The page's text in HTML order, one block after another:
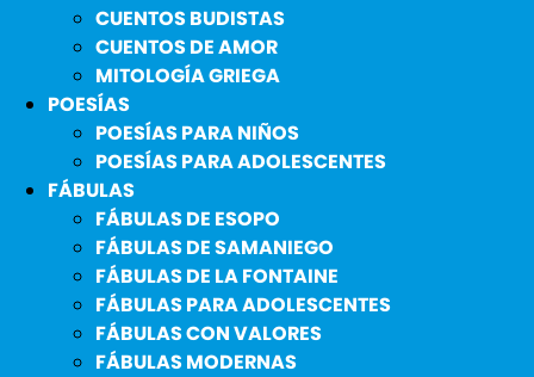
CUENTOS BUDISTAS
CUENTOS DE AMOR
MITOLOGÍA GRIEGA
POESÍAS
POESÍAS PARA NIÑOS
POESÍAS PARA ADOLESCENTES
FÁBULAS
FÁBULAS DE ESOPO
FÁBULAS DE SAMANIEGO
FÁBULAS DE LA FONTAINE
FÁBULAS PARA ADOLESCENTES
FÁBULAS CON VALORES
FÁBULAS MODERNAS